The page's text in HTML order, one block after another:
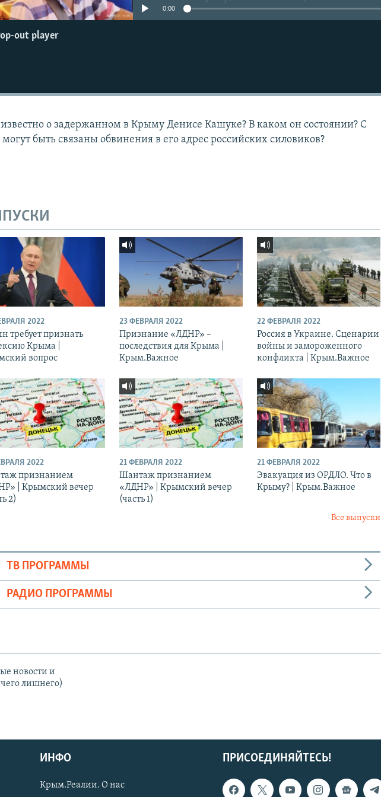
0:00
out player
о задержанном в Крыму Денисе Кашуке? В каком он состоянии? С
быть связаны обвинения в его адрес российских силовиков?
2022
требует признать
Крыма |
вопрос
23 ФЕВРАЛЯ 2022
Признание «ЛДНР» –
последствия для Крыма |
Крым.Важное
22 ФЕВРАЛЯ 2022
Россия в Украине. Сценарии
войны и замороженного
конфликта | Крым.Важное
2022
признанием
| Крымский вечер
2)
21 ФЕВРАЛЯ 2022
Шантаж признанием
«ЛДНР» | Крымский вечер
(часть 1)
21 ФЕВРАЛЯ 2022
Эвакуация из ОРДЛО. Что в
Крыму? | Крым.Важное
Все выпуски
ТВ ПРОГРАММЫ
РАДИО ПРОГРАММЫ
новости и
лишнего)
ПРИСОЕДИНЯЙТЕСЬ!
ИНФО
Крым.Реалии. О нас